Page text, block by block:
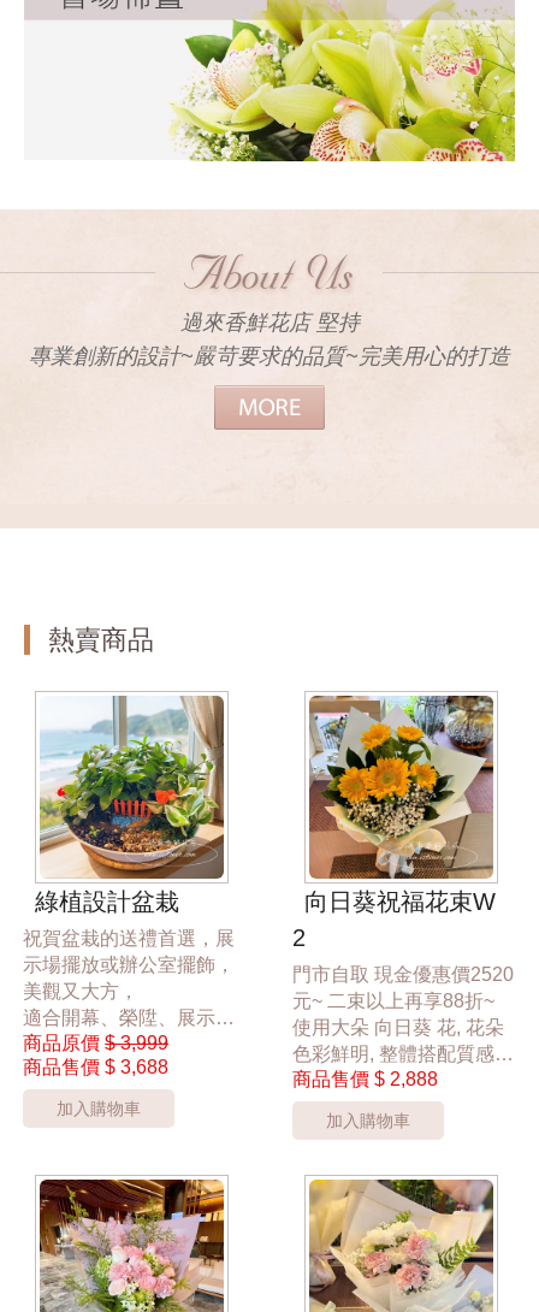
過來香鮮花店 堅持
專業創新的設計~嚴苛要求的品質~完美用心的打造
熱賣商品
綠植設計盆栽
祝賀盆栽的送禮首選，展
示場擺放或辦公室擺飾，
美觀又大方，
適合開幕、榮陞、展示
會、新居落成、週年慶。
桃園市區過來香鮮花店花
店24hr 網路訂花禮。
*桃園區以外酌收運費350
元*
**此商品只提供桃園市內
運送**
***商品的花器與裝飾物品
商品原價 $ 3,999
商品售價 $ 3,688
加入購物車
向日葵祝福花束W
2
門市自取 現金優惠價2520
元~ 二束以上再享88折~
使用大朵 向日葵 花, 花朵
色彩鮮明, 整體搭配質感
好,
祝福花束的送禮首選，展
示場擺放或辦公室擺飾，
適合開幕、榮陞、展示
會、新居落成、週年慶。
桃園市區過來香鮮花店花
店24hr 網路訂花禮。
商品售價 $ 2,888
加入購物車